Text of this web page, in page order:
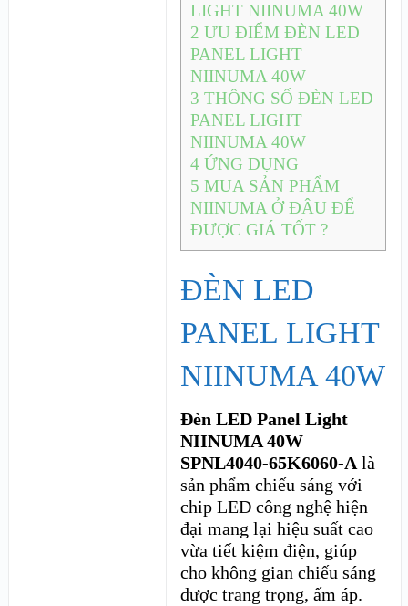
LIGHT NIINUMA 40W
2 ƯU ĐIỂM ĐÈN LED
PANEL LIGHT
NIINUMA 40W
3 THÔNG SỐ ĐÈN LED
PANEL LIGHT
NIINUMA 40W
4 ỨNG DỤNG
5 MUA SẢN PHẨM
NIINUMA Ở ĐÂU ĐỂ
ĐƯỢC GIÁ TỐT ?
ĐÈN LED
PANEL LIGHT
NIINUMA 40W
Đèn LED Panel Light
NIINUMA 40W
SPNL4040-65K6060-A là
sản phẩm chiếu sáng với
chip LED công nghệ hiện
đại mang lại hiệu suất cao
vừa tiết kiệm điện, giúp
cho không gian chiếu sáng
được trang trọng, ấm áp.